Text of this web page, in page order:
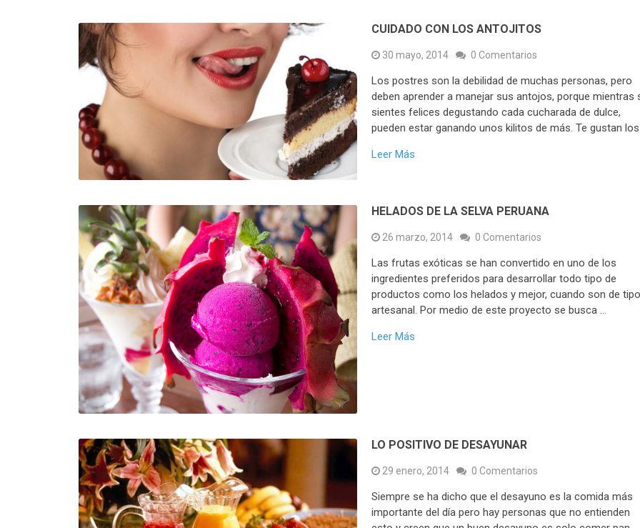
CUIDADO CON LOS ANTOJITOS
30 mayo, 2014 0 Comentarios
Los postres son la debilidad de muchas personas, pero
deben aprender a manejar sus antojos, porque mientras
sientes felices degustando cada cucharada de dulce,
pueden estar ganando unos kilitos de más. Te gustan
Leer Más
HELADOS DE LA SELVA PERUANA
26 marzo, 2014 0 Comentarios
Las frutas exóticas se han convertido en uno de los
ingredientes preferidos para desarrollar todo tipo de
productos como los helados y mejor, cuando son de tipo
artesanal. Por medio de este proyecto se busca …
Leer Más
LO POSITIVO DE DESAYUNAR
29 enero, 2014 0 Comentarios
Siempre se ha dicho que el desayuno es la comida más
importante del día pero hay personas que no entienden